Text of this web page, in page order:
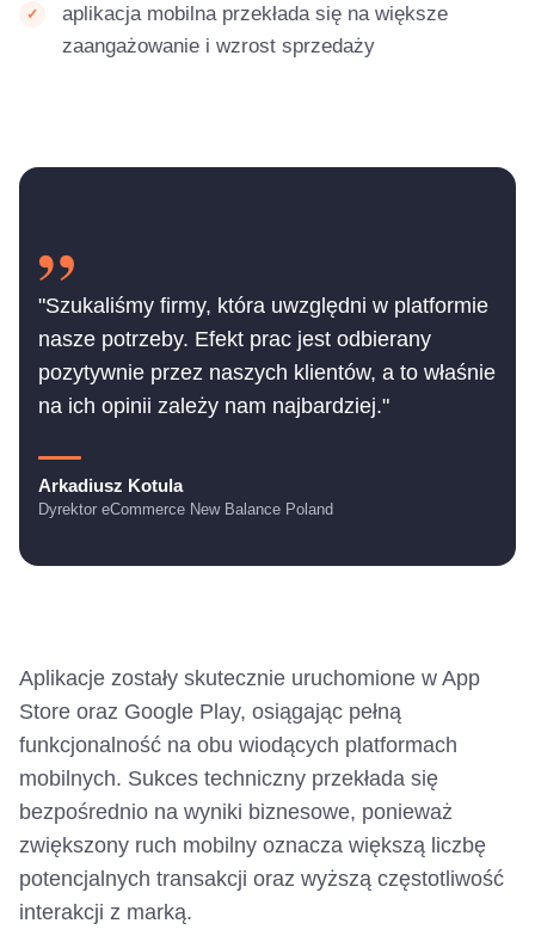
aplikacja mobilna przekłada się na większe
zaangażowanie i wzrost sprzedaży
"Szukaliśmy firmy, która uwzględni w platformie
nasze potrzeby. Efekt prac jest odbierany
pozytywnie przez naszych klientów, a to właśnie
na ich opinii zależy nam najbardziej."
Arkadiusz Kotula
Dyrektor eCommerce New Balance Poland
Aplikacje zostały skutecznie uruchomione w App
Store oraz Google Play, osiągając pełną
funkcjonalność na obu wiodących platformach
mobilnych. Sukces techniczny przekłada się
bezpośrednio na wyniki biznesowe, ponieważ
zwiększony ruch mobilny oznacza większą liczbę
potencjalnych transakcji oraz wyższą częstotliwość
interakcji z marką.